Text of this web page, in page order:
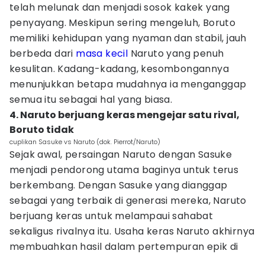
telah melunak dan menjadi sosok kakek yang
penyayang. Meskipun sering mengeluh, Boruto
memiliki kehidupan yang nyaman dan stabil, jauh
berbeda dari masa kecil Naruto yang penuh
kesulitan. Kadang-kadang, kesombongannya
menunjukkan betapa mudahnya ia menganggap
semua itu sebagai hal yang biasa.
4. Naruto berjuang keras mengejar satu rival,
Boruto tidak
cuplikan Sasuke vs Naruto (dok. Pierrot/Naruto)
Sejak awal, persaingan Naruto dengan Sasuke
menjadi pendorong utama baginya untuk terus
berkembang. Dengan Sasuke yang dianggap
sebagai yang terbaik di generasi mereka, Naruto
berjuang keras untuk melampaui sahabat
sekaligus rivalnya itu. Usaha keras Naruto akhirnya
membuahkan hasil dalam pertempuran epik di